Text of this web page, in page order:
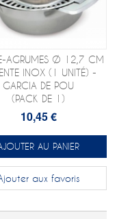
AGRUMES Ø 12,7 CM
INOX (1 UNITÉ) -
GARCIA DE POU
(PACK DE 1)
10,45 €
AU PANIER
aux favoris